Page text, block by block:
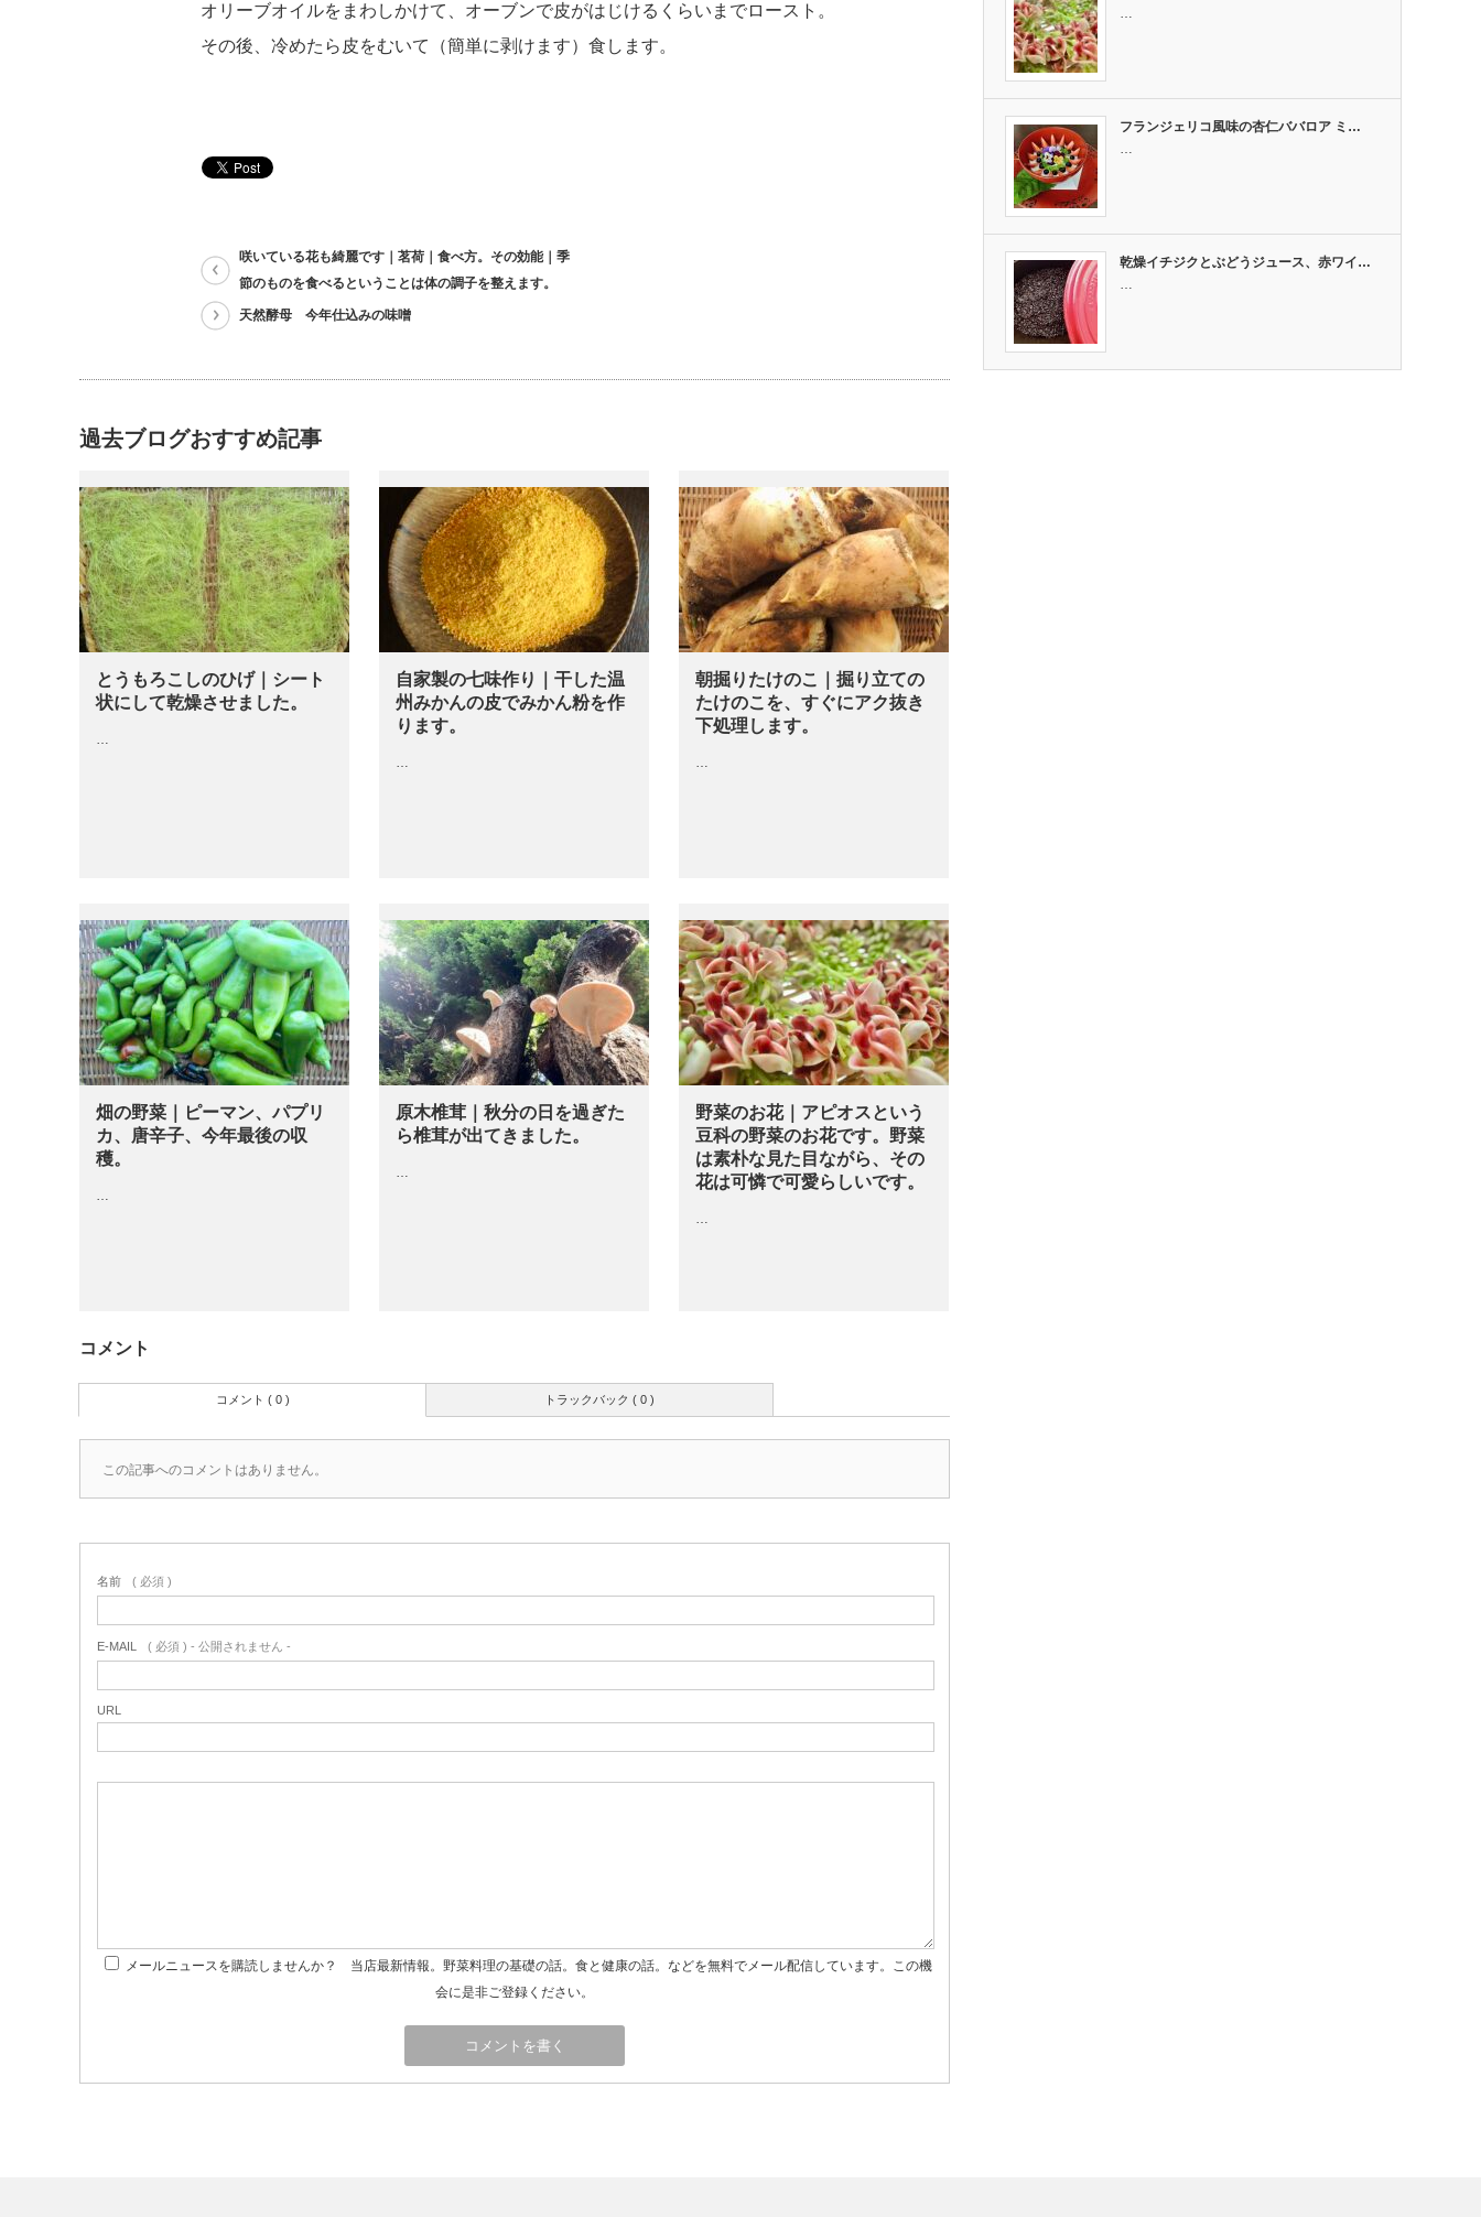
オリーブオイルをまわしかけて、オーブンで皮がはじけるくらいまでロースト。
その後、冷めたら皮をむいて（簡単に剥けます）食します。
咲いている花も綺麗です｜茗荷｜食べ方。その効能｜季
節のものを食べるということは体の調子を整えます。
天然酵母 今年仕込みの味噌
過去ブログおすすめ記事
とうもろこしのひげ｜シート
状にして乾燥させました。
…
自家製の七味作り｜干した温
州みかんの皮でみかん粉を作
ります。
…
朝掘りたけのこ｜掘り立ての
たけのこを、すぐにアク抜き
下処理します。
…
畑の野菜｜ピーマン、パプリ
カ、唐辛子、今年最後の収
穫。
…
原木椎茸｜秋分の日を過ぎた
ら椎茸が出てきました。
…
野菜のお花｜アピオスという
豆科の野菜のお花です。野菜
は素朴な見た目ながら、その
花は可憐で可愛らしいです。
…
コメント
トラックバック ( 0 )
コメント ( 0 )
この記事へのコメントはありません。
名前 ( 必須 )
E-MAIL ( 必須 ) - 公開されません -
URL
メールニュースを購読しませんか？ 当店最新情報。野菜料理の基礎の話。食と健康の話。などを無料でメール配信しています。この機
会に是非ご登録ください。
…
フランジェリコ風味の杏仁ババロア ミ…
…
乾燥イチジクとぶどうジュース、赤ワイ…
…